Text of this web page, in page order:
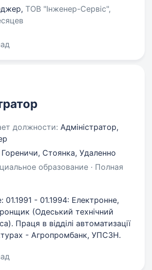
ТОВ "Інженер-Сервіс",
должности: Адміністратор,
Гореничи, Стоянка, Удаленно
образование · Полная
01.1991 - 01.1994: Електронне,
(Одеський технічний
Праця в відділі автоматизації
- Агропромбанк, УПСЗН.